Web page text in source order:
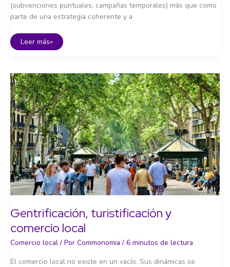
(subvenciones puntuales, campañas temporales) más que como
parte de una estrategia coherente y a
Políticas
públicas
local:
de
las
subvenciones
al
diseño
estratégico
Leer más»
Gentrificación, turistificación y
comercio local
Comercio local / Por Commonomia / 6 minutos de lectura
El comercio local no existe en un vacío. Sus dinámicas se